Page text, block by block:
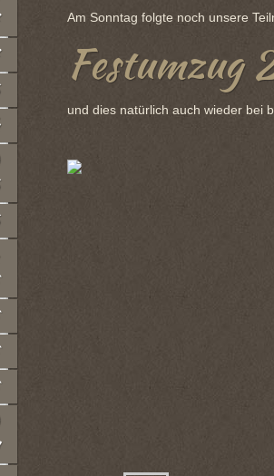
Am Sonntag folgte noch unsere
Festumzug
und dies natürlich auch wieder bei